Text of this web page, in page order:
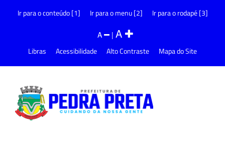
Ir para o conteúdo [1] Ir para o menu [2] Ir para o rodapé [3]
A |A
Libras Acessibilidade Alto Contraste Mapa do Site